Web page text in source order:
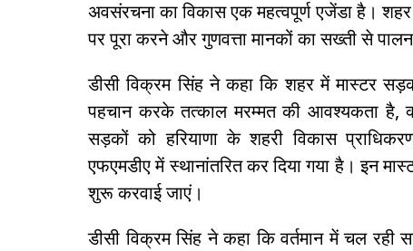
अवसंरचना का विकास एक महत्वपूर्ण एजेंडा है।
पर पूरा करने और गुणवत्ता मानकों का सख्ती से
डीसी विक्रम सिंह ने कहा कि शहर में मास्टर
पहचान करके तत्काल मरम्मत की आवश्यकता है,
सड़कों को हरियाणा के शहरी विकास
एफएमडीए में स्थानांतरित कर दिया गया है। इन
शुरू करवाई जाएं।
डीसी विक्रम सिंह ने कहा कि वर्तमान में चल